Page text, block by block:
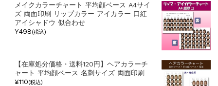
メイクカラーチャート 平均顔ベース A4サイ
ズ 両面印刷 リップカラー アイカラー 口紅
アイシャドウ 似合わせ
¥498(税込)
【在庫処分価格・送料120円】ヘアカラーチ
ャート 平均顔ベース 名刺サイズ 両面印刷
¥110(税込)